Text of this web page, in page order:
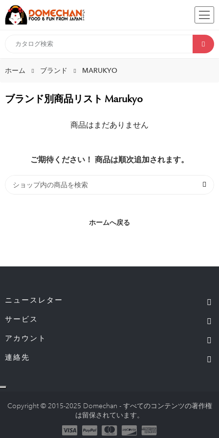
ホーム ブランド MARUKYO
ブランド別商品リスト Marukyo
商品はまだありません
ご期待ください！ 商品は順次追加されます。
ホームへ戻る
ニュースレター
サービス
アカウント
連絡先
Copyright © 2015-2025 Domechan - すべてのコンテンツの著作権
は留保されています。